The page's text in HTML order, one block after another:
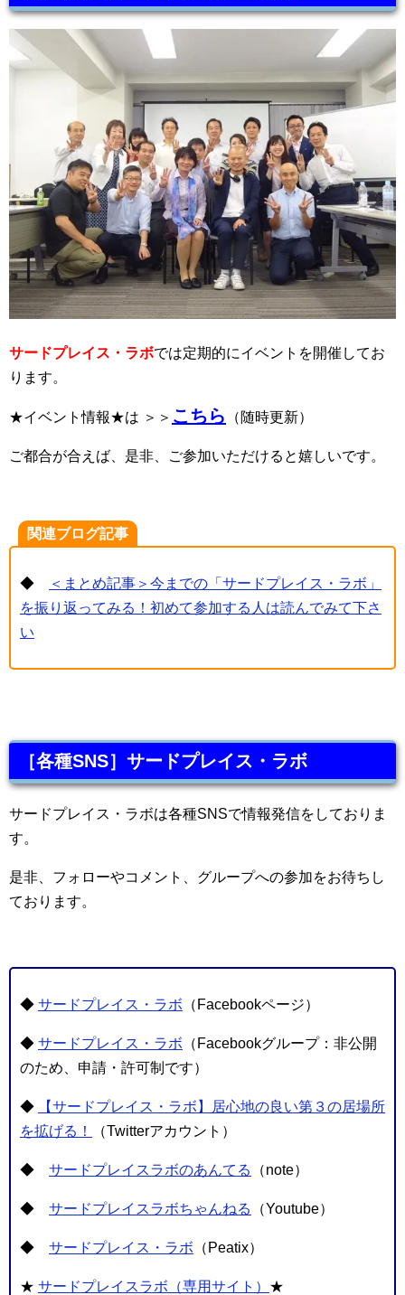
サードプレイス・ラボでは定期的にイベントを開催してお
ります。
★イベント情報★は ＞＞ こちら （随時更新）
ご都合が合えば、是非、ご参加いただけると嬉しいです。
関連ブログ記事
◆
＜まとめ記事＞今までの「サードプレイス・ラボ」
を振り返ってみる！初めて参加する人は読んでみて下さ
い
［各種SNS］サードプレイス・ラボ
サードプレイス・ラボは各種SNSで情報発信をしておりま
す。
是非、フォローやコメント、グループへの参加をお待ちし
ております。
◆ サードプレイス・ラボ （Facebookページ）
◆ サードプレイス・ラボ （Facebookグループ：非公開
のため、申請・許可制です）
◆
【サードプレイス・ラボ】居心地の良い第３の居場所
を拡げる！
（Twitterアカウント）
◆ サードプレイスラボのあんてる （note）
◆ サードプレイスラボちゃんねる （Youtube）
◆ サードプレイス・ラボ （Peatix）
★ サードプレイスラボ（専用サイト） ★